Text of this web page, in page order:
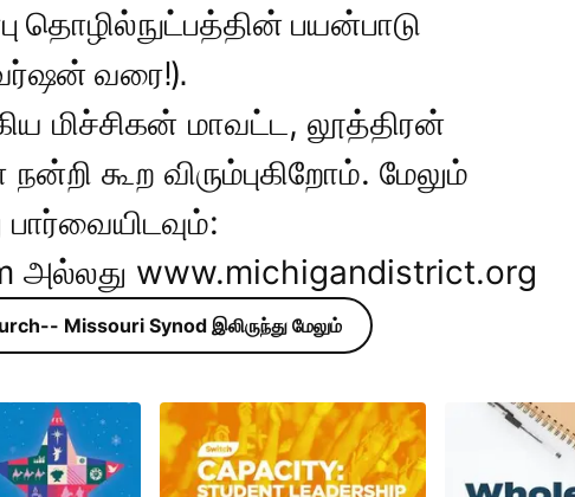
தொழில்நுட்பத்தின் பயன்பாடு
வரை!).
மிச்சிகன் மாவட்ட, லூத்திரன்
கூற விரும்புகிறோம். மேலும்
அல்லது www.michigandistrict.org
Missouri Synod இலிருந்து மேலும்